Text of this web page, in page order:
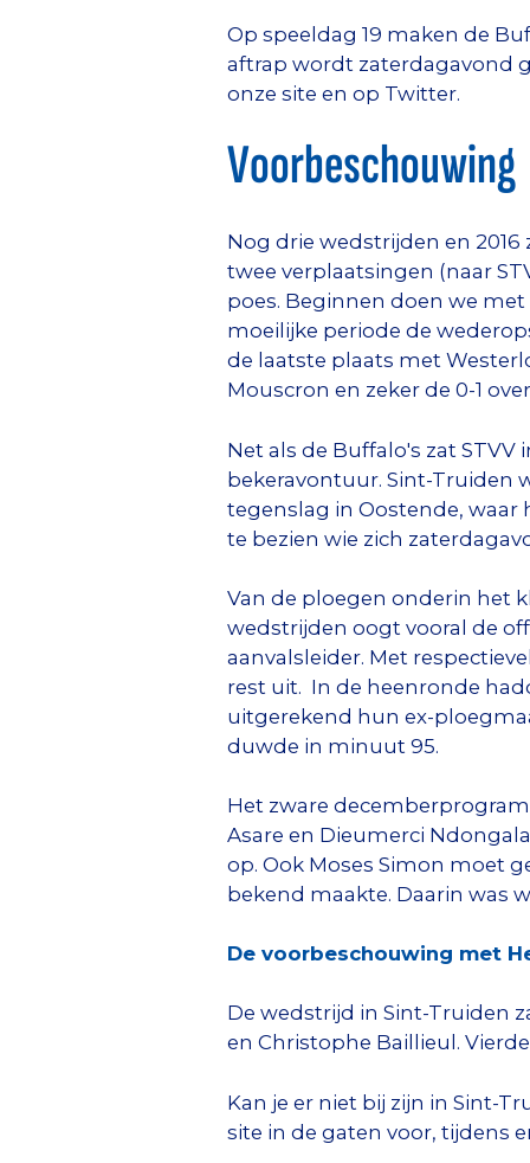
Op speeldag 19 maken de
aftrap wordt zaterdagavond
onze site en op Twitter.
Voorbeschouwing
Nog drie wedstrijden en
twee verplaatsingen (naar
poes. Beginnen doen we
moeilijke periode de
de laatste plaats met
Mouscron en zeker de 0-1
Net als de Buffalo's zat
bekeravontuur. Sint-Truiden
tegenslag in Oostende, waar
te bezien wie zich
Van de ploegen onderin het
wedstrijden oogt vooral de
aanvalsleider. Met
rest uit. In de heenronde
uitgerekend hun ex-
duwde in minuut 95.
Het zware
Asare en Dieumerci
op. Ook Moses Simon moet
bekend maakte. Daarin was
De voorbeschouwing met
De wedstrijd in Sint-Truiden
en Christophe Baillieul.
Kan je er niet bij zijn in Sint-
site in de gaten voor, tijdens